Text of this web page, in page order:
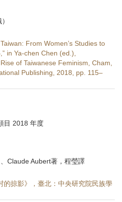
From Women’s Studies to
in Ya-chen Chen (ed.),
of Taiwanese Feminism, Cham,
Publishing, 2018, pp. 115–
目 2018 年度
Claude Aubert著，程瑩譯
的掠影》，臺北：中央研究院民族學